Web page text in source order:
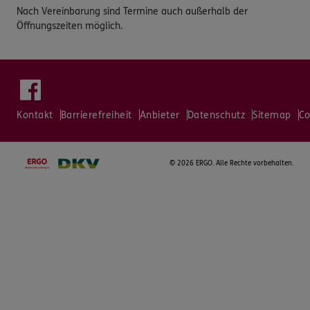
Nach Vereinbarung sind Termine auch außerhalb der
Öffnungszeiten möglich.
Kontakt Barrierefreiheit Anbieter Datenschutz Sitemap
© 2026 ERGO. Alle Rechte vorbehalten.